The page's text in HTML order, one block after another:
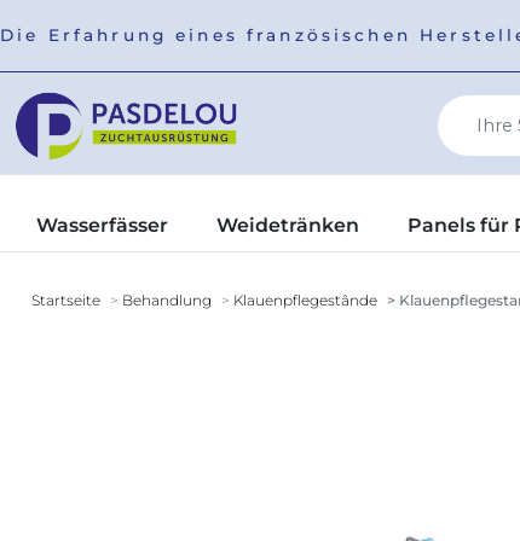
Die Erfahrung eines französischen
Wasserfässer Weidetränken Panels für
Startseite Behandlung Klauenpflegestânde